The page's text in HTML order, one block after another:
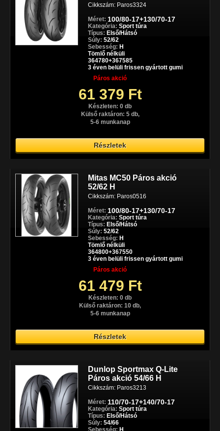
Cikkszám: Paros3324
Méret: 100/80-17+130/70-17
Kategória: Sport túra
Típus: Első/Hátsó
Súly: 52/62
Sebesség: H
Tömlő nélküli
364780+367585
3 éven belüli frissen gyártott gumi
Páros akció
61 379 Ft
Készleten: 0 db
Külső raktáron: 5 db,
5-6 munkanap
Részletek
Mitas MC50 Páros akció
52/62 H
Cikkszám: Paros0516
Méret: 100/80-17+130/70-17
Kategória: Sport túra
Típus: Első/Hátsó
Súly: 52/62
Sebesség: H
Tömlő nélküli
364800+367550
3 éven belüli frissen gyártott gumi
Páros akció
61 479 Ft
Készleten: 0 db
Külső raktáron: 10 db,
5-6 munkanap
Részletek
Dunlop Sportmax Q-Lite
Páros akció 54/66 H
Cikkszám: Paros3213
Méret: 110/70-17+140/70-17
Kategória: Sport túra
Típus: Első/Hátsó
Súly: 54/66
Sebesség: H